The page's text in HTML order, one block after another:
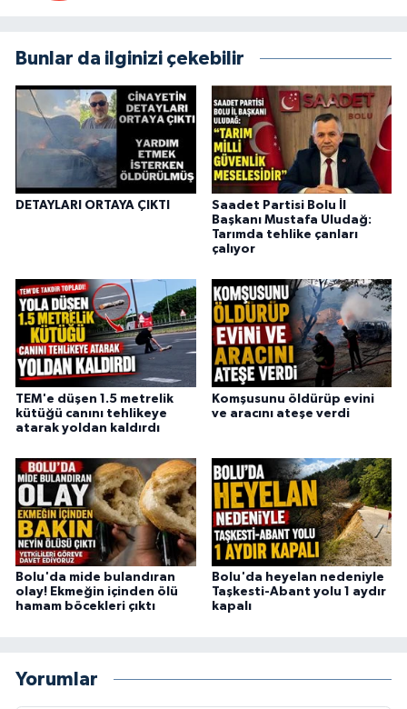
Bunlar da ilginizi çekebilir
DETAYLARI ORTAYA ÇIKTI
Saadet Partisi Bolu İl
Başkanı Mustafa Uludağ:
Tarımda tehlike çanları
çalıyor
TEM'e düşen 1.5 metrelik
kütüğü canını tehlikeye
atarak yoldan kaldırdı
Komşusunu öldürüp evini
ve aracını ateşe verdi
Bolu'da mide bulandıran
olay! Ekmeğin içinden ölü
hamam böcekleri çıktı
Bolu'da heyelan nedeniyle
Taşkesti-Abant yolu 1 aydır
kapalı
Yorumlar